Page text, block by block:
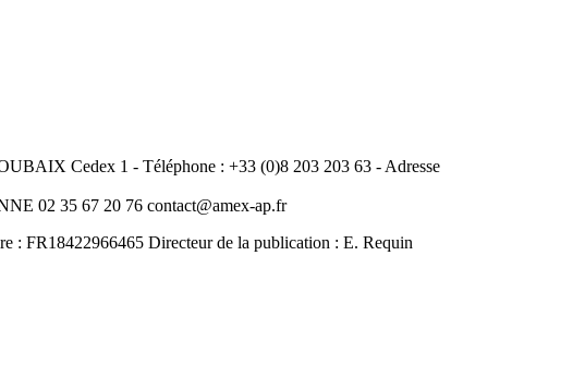
Cedex 1 - Téléphone : +33 (0)8 203 203 63 - Adresse
02 35 67 20 76 contact@amex-ap.fr
: FR18422966465 Directeur de la publication : E. Requin